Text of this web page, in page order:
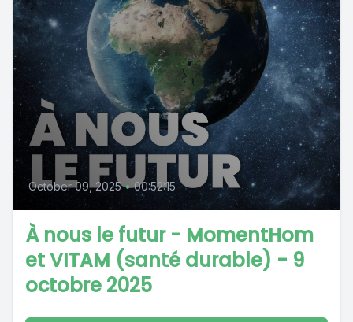
October 09, 2025 • 00:52:15
À nous le futur - MomentHom
et VITAM (santé durable) - 9
octobre 2025